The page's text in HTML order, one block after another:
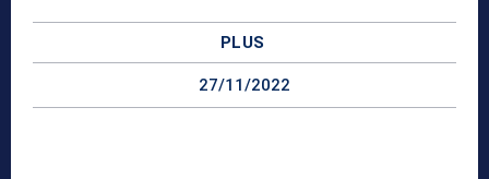
PLUS
27/11/2022